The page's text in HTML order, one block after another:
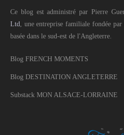
Ce blog est administré par Pierre
Ltd, une entreprise familiale fondée
basée dans le sud-est de l'Angleterre.
Blog FRENCH MOMENTS
Blog DESTINATION ANGLETERRE
Substack MON ALSACE-LORRAINE